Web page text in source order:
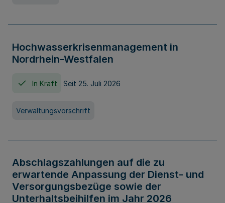
Hochwasserkrisenmanagement in
Nordrhein-Westfalen
In Kraft Seit 25. Juli 2026
Verwaltungsvorschrift
Abschlagszahlungen auf die zu
erwartende Anpassung der Dienst- und
Versorgungsbezüge sowie der
Unterhaltsbeihilfen im Jahr 2026